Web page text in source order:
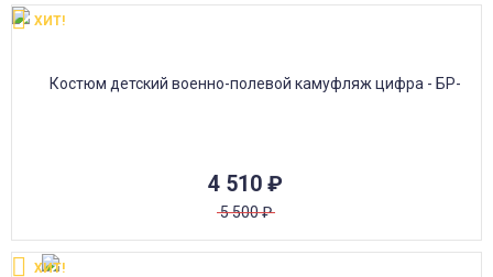
4 510 ₽
5 500₽
ХИТ!
ХИТ!